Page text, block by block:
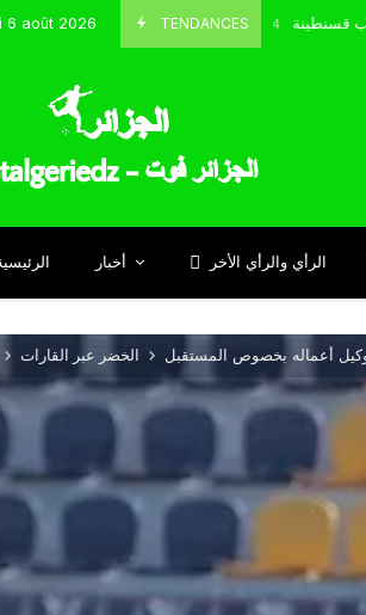
6 août 2026 TENDANCES
Octobre 8, 2024 و شباب قسنطينة
أخبار الرأي والرأي الأخر
الخضر عبر القارات وكيل أعماله بخصوص المستقبل